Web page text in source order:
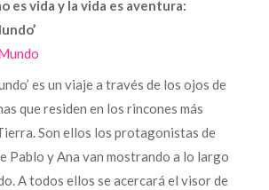
es vida y la vida es aventura:
es un viaje a través de los ojos de
que residen en los rincones más
Son ellos los protagonistas de
Pablo y Ana van mostrando a lo largo
A todos ellos se acercará el visor de